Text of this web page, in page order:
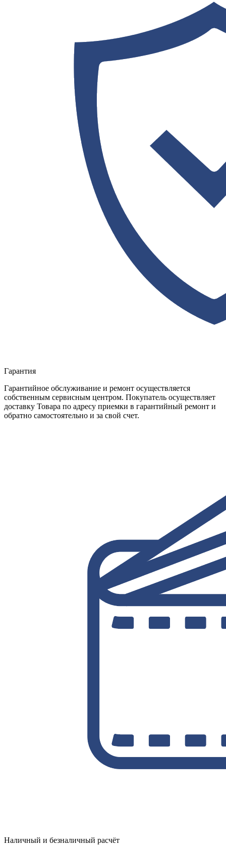
Гарантия
Гарантийное обслуживание и ремонт осуществляется
собственным сервисным центром. Покупатель осуществляет
доставку Товара по адресу приемки в гарантийный ремонт и
обратно самостоятельно и за свой счет.
Наличный и безналичный расчёт